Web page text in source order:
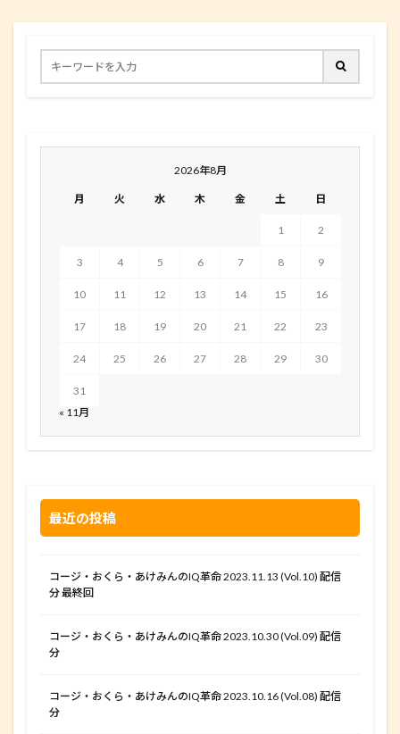
2026年8月
月 火 水 木 金 土 日
1 2
3 4 5 6 7 8 9
10 11 12 13 14 15 16
17 18 19 20 21 22 23
24 25 26 27 28 29 30
31
« 11月
最近の投稿
コージ・おくら・あけみんのIQ革命 2023.11.13 (Vol.10) 配信
分 最終回
コージ・おくら・あけみんのIQ革命 2023.10.30 (Vol.09) 配信
分
コージ・おくら・あけみんのIQ革命 2023.10.16 (Vol.08) 配信
分